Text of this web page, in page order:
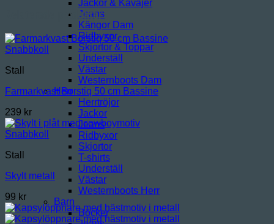
Jackor & Kavajer
Jeans
Kängor Dam
Ridbyxor
Skjortor & Toppar
Underställ
Västar
Westernboots Dam
Herr
Herrtröjor
Jackor
Jeans
Ridbyxor
Skjortor
T-shirts
Underställ
Västar
Westernboots Herr
Barn
Böcker
Relaterade produkter
Snabbkoll
Stall
Farmarkvast Borstiq 50 cm Bassine
239 kr
Snabbkoll
Stall
Skylt metall
99 kr